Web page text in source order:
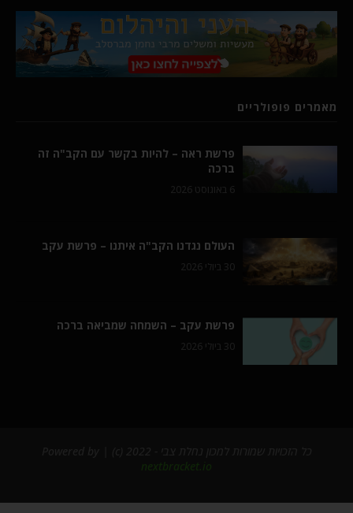
מאמרים פופולריים
פרשת ראה – להיות בקשר עם הקב"ה זה
ברכה
6 באוגוסט 2026
העולם נגדנו הקב"ה איתנו – פרשת עקב
30 ביולי 2026
פרשת עקב – השמחה שמביאה ברכה
30 ביולי 2026
nextbracket.io